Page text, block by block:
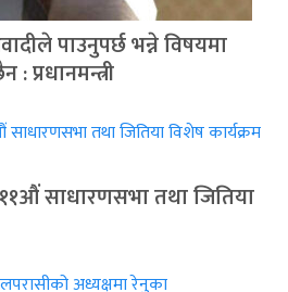
पाउनुपर्छ भन्ने विषयमा
प्रधानमन्त्री
साधारणसभा तथा जितिया